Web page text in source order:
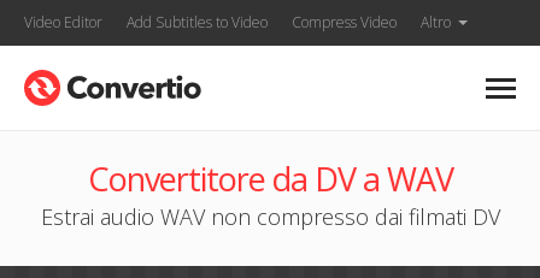
Video Editor Add Subtitles to Video Compress Video Altro
Convertitore da DV a WAV
Estrai audio WAV non compresso dai filmati DV